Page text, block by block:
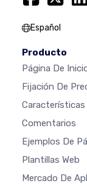
Español
Producto
Página De
Fijación De
Características
Comentarios
Ejemplos De
Plantillas Web
Mercado De